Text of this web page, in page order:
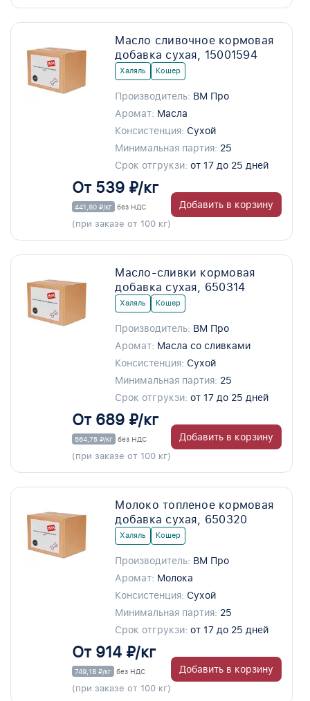
Масло сливочное кормовая
добавка сухая, 15001594
Халяль Кошер
Производитель: ВМ Про
Аромат: Масла
Консистенция: Сухой
Минимальная партия: 25
Срок отгрукзи: от 17 до 25 дней
От 539 ₽/кг
441,80 ₽/кг без НДС
(при заказе от 100 кг)
Добавить в корзину
Масло-сливки кормовая
добавка сухая, 650314
Халяль Кошер
Производитель: ВМ Про
Аромат: Масла со сливками
Консистенция: Сухой
Минимальная партия: 25
Срок отгрукзи: от 17 до 25 дней
От 689 ₽/кг
564,75 ₽/кг без НДС
(при заказе от 100 кг)
Добавить в корзину
Молоко топленое кормовая
добавка сухая, 650320
Халяль Кошер
Производитель: ВМ Про
Аромат: Молока
Консистенция: Сухой
Минимальная партия: 25
Срок отгрукзи: от 17 до 25 дней
От 914 ₽/кг
749,18 ₽/кг без НДС
(при заказе от 100 кг)
Добавить в корзину